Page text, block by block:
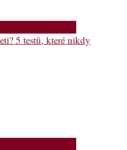
5 testů, které nikdy